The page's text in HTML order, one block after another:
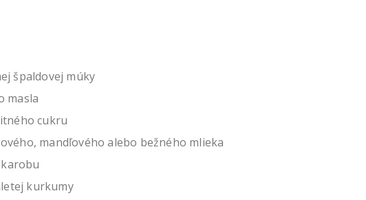
špaldovej múky
masla
cukru
mandľového alebo bežného mlieka
karobu
kurkumy